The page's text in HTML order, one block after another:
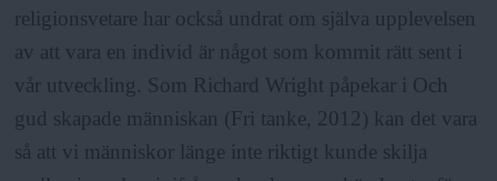
religionsvetare har också undrat om själva upplevelsen
av att vara en individ är något som kommit rätt sent i
vår utveckling. Som Richard Wright påpekar i Och
gud skapade människan (Fri tanke, 2012) kan det vara
så att vi människor länge inte riktigt kunde skilja